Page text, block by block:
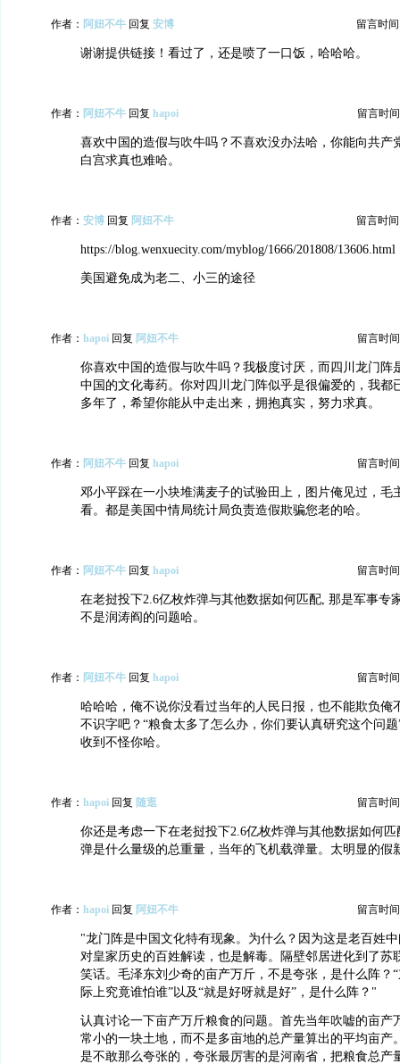
作者： 阿妞不牛 回复 安博 留言时间
谢谢提供链接！看过了，还是喷了一口饭，哈哈哈。
作者： 阿妞不牛 回复 hapoi 留言时
喜欢中国的造假与吹牛吗？不喜欢没办法哈，你能向共产
白宫求真也难哈。
作者： 安博 回复 阿妞不牛 留言时间
https://blog.wenxuecity.com/myblog/1666/201808/13606.html
美国避免成为老二、小三的途径
作者： hapoi 回复 阿妞不牛 留言时
你喜欢中国的造假与吹牛吗？我极度讨厌，而四川龙门阵
中国的文化毒药。你对四川龙门阵似乎是很偏爱的，我都
多年了，希望你能从中走出来，拥抱真实，努力求真。
作者： 阿妞不牛 回复 hapoi 留言时
邓小平踩在一小块堆满麦子的试验田上，图片俺见过，毛
看。都是美国中情局统计局负责造假欺骗您老的哈。
作者： 阿妞不牛 回复 hapoi 留言时
在老挝投下2.6亿枚炸弹与其他数据如何匹配, 那是军事专
不是润涛阎的问题哈。
作者： 阿妞不牛 回复 hapoi 留言时
哈哈哈，俺不说你没看过当年的人民日报，也不能欺负俺
不识字吧？“粮食太多了怎么办，你们要认真研究这个问
收到不怪你哈。
作者： hapoi 回复 随逛 留言时
你还是考虑一下在老挝投下2.6亿枚炸弹与其他数据如何
弹是什么量级的总重量，当年的飞机载弹量。太明显的假
作者： hapoi 回复 阿妞不牛 留言时
"龙门阵是中国文化特有现象。为什么？因为这是老百姓
对皇家历史的百姓解读，也是解毒。隔壁邻居进化到了苏
笑话。毛泽东刘少奇的亩产万斤，不是夸张，是什么阵？
际上究竟谁怕谁”以及“就是好呀就是好”，是什么阵？"
认真讨论一下亩产万斤粮食的问题。首先当年吹嘘的亩产
常小的一块土地，而不是多亩地的总产量算出的平均亩产
是不敢那么夸张的，夸张最厉害的是河南省，把粮食总产